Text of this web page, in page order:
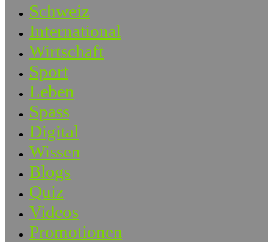
Schweiz
International
Wirtschaft
Sport
Leben
Spass
Digital
Wissen
Blogs
Quiz
Videos
Promotionen